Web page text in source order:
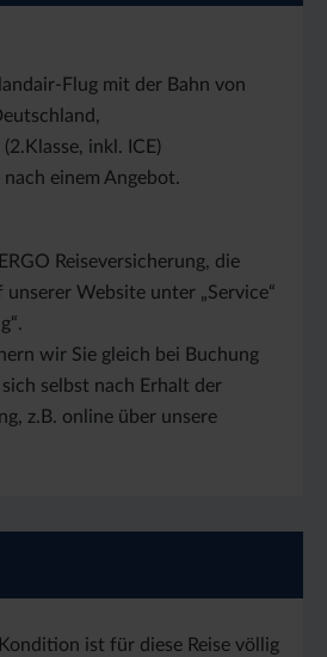
Flug mit der Bahn von
inkl. ICE)
einem Angebot.
Reiseversicherung, die
unserer Website unter „Service“
wir Sie gleich bei Buchung
selbst nach Erhalt der
z.B. online über unsere
ist für diese Reise völlig